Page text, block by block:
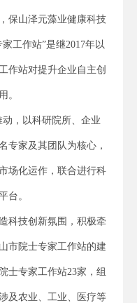
保山泽元藻业健康科技
工作站”是继2017年以
作站对提升企业自主创
。
，以科研院所、企业
专家及其团队为核心，
场化运作，联合进行科
台。
科技创新氛围，积极牵
市院士专家工作站的建
士专家工作站23家，组
及农业、工业、医疗等